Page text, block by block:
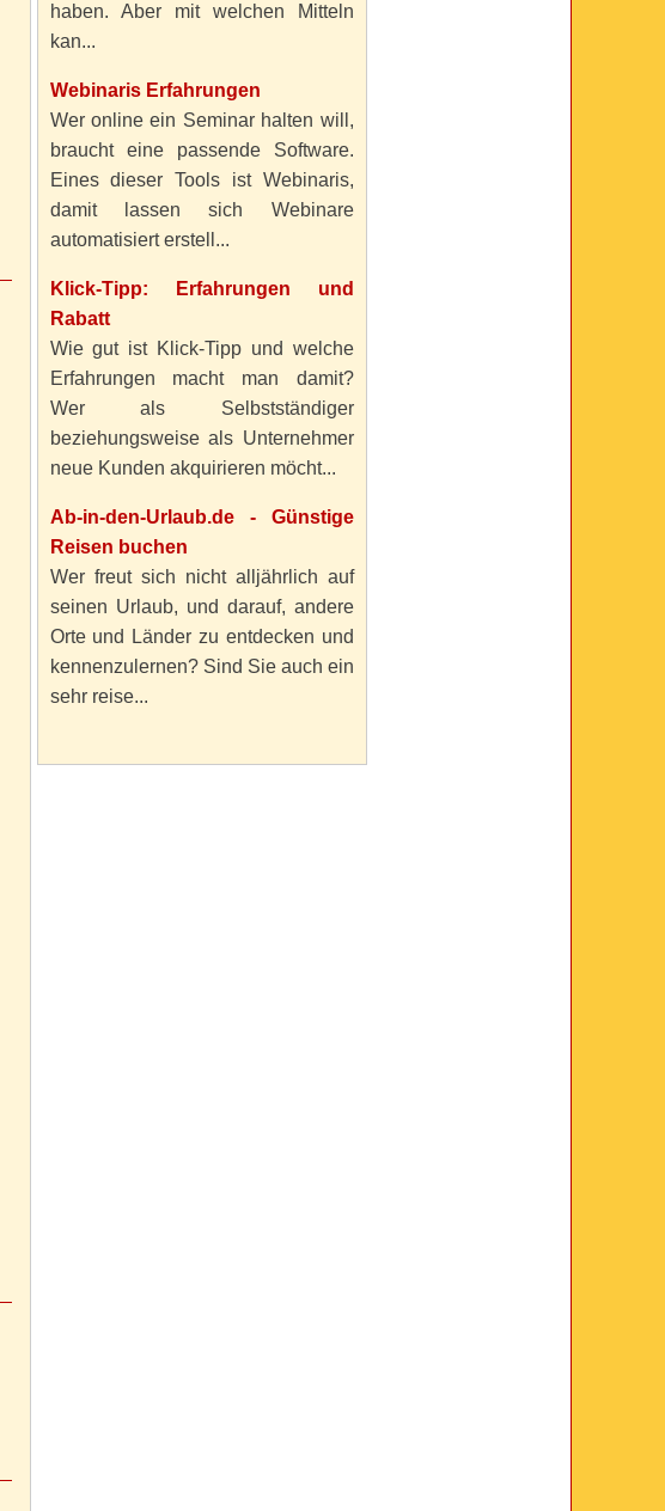
haben. Aber mit welchen Mitteln
kan...
Webinaris Erfahrungen
Wer online ein Seminar halten will,
braucht eine passende Software.
Eines dieser Tools ist Webinaris,
damit lassen sich Webinare
automatisiert erstell...
Klick-Tipp: Erfahrungen und
Rabatt
Wie gut ist Klick-Tipp und welche
Erfahrungen macht man damit?
Wer als Selbstständiger
beziehungsweise als Unternehmer
neue Kunden akquirieren möcht...
Ab-in-den-Urlaub.de - Günstige
Reisen buchen
Wer freut sich nicht alljährlich auf
seinen Urlaub, und darauf, andere
Orte und Länder zu entdecken und
kennenzulernen? Sind Sie auch ein
sehr reise...